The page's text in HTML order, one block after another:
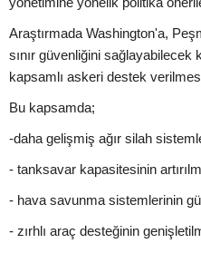
Araştırmada Washington'a,
sınır güvenliğini sağlayabilecek
kapsamlı askeri destek
Bu kapsamda;
-daha gelişmiş ağır silah
- tanksavar kapasitesinin
- hava savunma sistemlerinin
- zırhlı araç desteğinin